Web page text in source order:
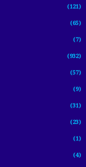
(121)
(65)
(7)
(932)
(57)
(9)
(31)
(23)
(1)
(4)